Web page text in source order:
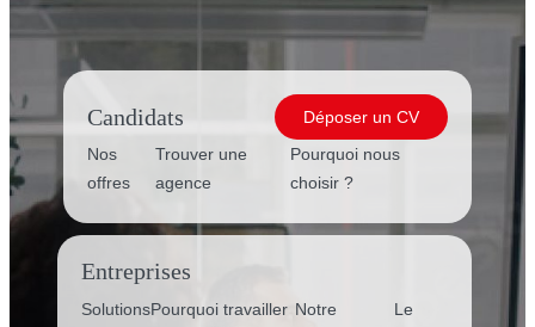
Candidats
Déposer un CV
Nos
offres
Trouver une
agence
Pourquoi nous
choisir ?
Entreprises
SolutionsPourquoi travailler Notre
Le